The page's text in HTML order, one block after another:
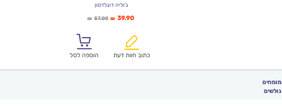
ג'וליה דונלדסון
₪ 57.00המחיר
₪57.00.
₪ 39.90
הוא:
כתוב חוות דעת
הוספה לסל